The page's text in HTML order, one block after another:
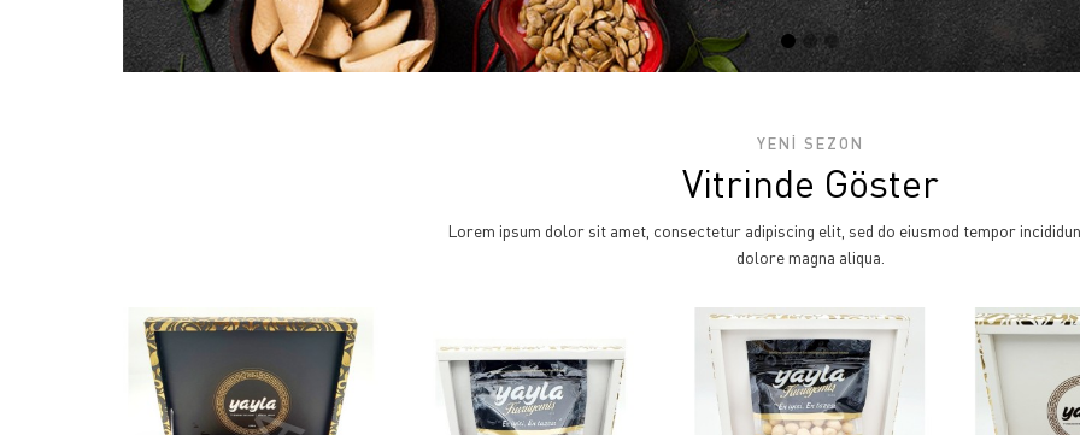
YENİ SEZON
Vitrinde Göster
Lorem ipsum dolor sit amet, consectetur adipiscing elit, sed do eiusmod tempor
dolore magna aliqua.